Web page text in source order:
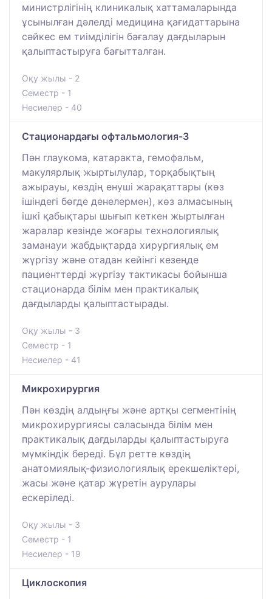
министрлігінің клиникалық хаттамаларында
ұсынылған дәлелді медицина қағидаттарына
сәйкес ем тиімділігін бағалау дағдыларын
қалыптастыруға бағытталған.
Оқу жылы - 2
Семестр - 1
Несиелер - 40
Стационардағы офтальмология-3
Пән глаукома, катаракта, гемофальм,
макулярлық жыртылулар, торқабықтың
ажырауы, көздің енуші жарақаттары (көз
ішіндегі бөгде денелермен), көз алмасының
ішкі қабықтары шығып кеткен жыртылған
жаралар кезінде жоғары технологиялық
заманауи жабдықтарда хирургиялық ем
жүргізу және отадан кейінгі кезеңде
пациенттерді жүргізу тактикасы бойынша
стационарда білім мен практикалық
дағдыларды қалыптастырады.
Оқу жылы - 3
Семестр - 1
Несиелер - 41
Микрохирургия
Пән көздің алдыңғы және артқы сегментінің
микрохирургиясы саласында білім мен
практикалық дағдыларды қалыптастыруға
мүмкіндік береді. Бұл ретте көздің
анатомиялық-физиологиялық ерекшеліктері,
жасы және қатар жүретін аурулары
ескеріледі.
Оқу жылы - 3
Семестр - 1
Несиелер - 19
Циклоскопия